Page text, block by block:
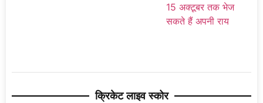
क्रिकेट लाइव स्कोर